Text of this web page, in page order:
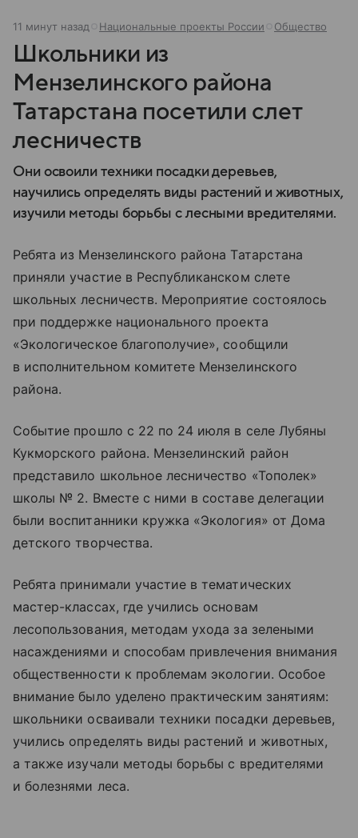
11 минут назад Национальные проекты России Общество
Школьники из
Мензелинского района
Татарстана посетили слет
лесничеств
Они освоили техники посадки деревьев,
научились определять виды растений и животных,
изучили методы борьбы с лесными вредителями.
Ребята из Мензелинского района Татарстана
приняли участие в Республиканском слете
школьных лесничеств. Мероприятие состоялось
при поддержке национального проекта
«Экологическое благополучие», сообщили
в исполнительном комитете Мензелинского
района.
Событие прошло с 22 по 24 июля в селе Лубяны
Кукморского района. Мензелинский район
представило школьное лесничество «Тополек»
школы № 2. Вместе с ними в составе делегации
были воспитанники кружка «Экология» от Дома
детского творчества.
Ребята принимали участие в тематических
мастер-классах, где учились основам
лесопользования, методам ухода за зелеными
насаждениями и способам привлечения внимания
общественности к проблемам экологии. Особое
внимание было уделено практическим занятиям:
школьники осваивали техники посадки деревьев,
учились определять виды растений и животных,
а также изучали методы борьбы с вредителями
и болезнями леса.